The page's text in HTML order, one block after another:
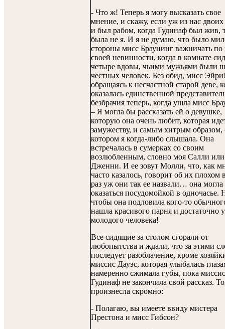
- Что ж! Теперь я могу высказать свое
мнение, и скажу, если уж из нас двоих
и был рабом, когда Гудинаф был жив,
была не я. И я не думаю, что было
стороны мисс Браунинг важничать по
своей невинности, когда в комнате
четыре вдовы, чьими мужьями были
честных человек. Без обид, мисс
обращаясь к несчастной старой деве,
оказалась единственной
безбрачия теперь, когда ушла мисс
– Я могла бы рассказать ей о девушке,
которую она очень любит, которая
замужеству, и самым хитрым образом,
котором я когда-либо слышала. Она
встречалась в сумерках со своим
возлюбленным, словно моя Салли
Дженни. И ее зовут Молли, что, как
часто казалось, говорит об их плохом
раз уж они так ее назвали… она
оказаться посудомойкой в одночасье.
чтобы она подловила кого-то
нашла красивого парня и достаточно
молодого человека!
Все сидящие за столом сгорали от
любопытства и ждали, что за этими
последует разоблачение, кроме
миссис Дауэс, которая улыбалась
намеренно сжимала губы, пока миссис
Гудинаф не закончила свой рассказ.
произнесла скромно:
- Полагаю, вы имеете ввиду мистера
Престона и мисс Гибсон?